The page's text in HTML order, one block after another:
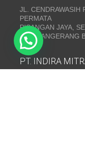
JL. CENDRAWASIH
PERMATA
PISANGAN JAYA,
KAB. TANGERANG
PT. INDIRA